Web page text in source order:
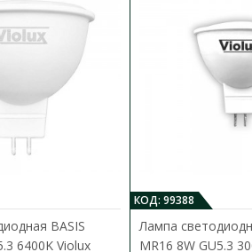
BASIS
6400K Violux
КОД: 99388
Лампа
MR16 8W GU5.3